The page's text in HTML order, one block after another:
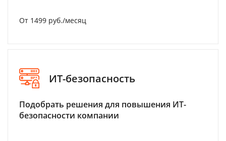
От 1499 руб./месяц
ИТ-безопасность
Подобрать решения для повышения ИТ-
безопасности компании